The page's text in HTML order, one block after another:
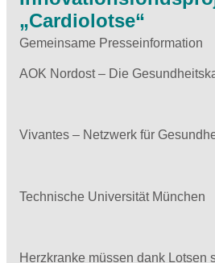
„Cardiolotse“
Gemeinsame Presseinformation
AOK Nordost – Die
Vivantes – Netzwerk für
Technische Universität München
Herzkranke müssen dank Lotsen